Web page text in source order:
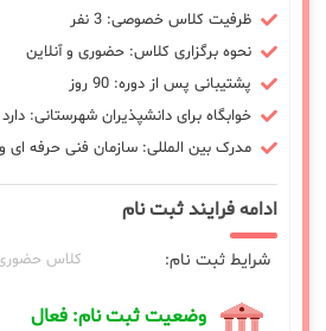
ظرفیت کلاس خصوصی: 3 نفر
نحوه برگزاری کلاس: حضوری و آنلاین
پشتیبانی پس از دوره: 90 روز
خوابگاه برای دانشپذیران شهرستانی: دارد
مدرک بین المللی: سازمان فنی حرفه ای
ادامه فرایند ثبت نام
شرایط ثبت نام: کلاس
وضعیت ثبت نام: فعال